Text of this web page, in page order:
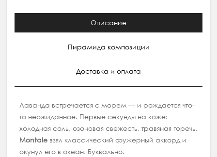
Описание
Пирамида композиции
Доставка и оплата
Лаванда встречается с морем — и рождается что-
то неожиданное. Первые секунды на коже:
холодная соль, озоновая свежесть, травяная горечь.
Montale взял классический фужерный аккорд и
окунул его в океан. Буквально.